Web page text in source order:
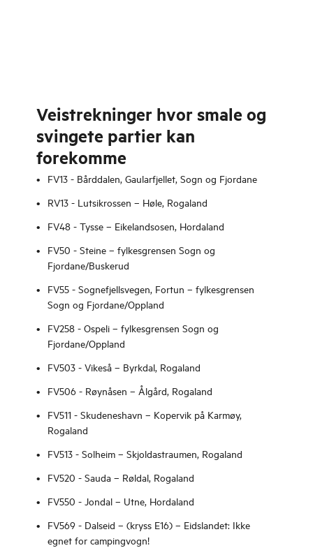
Veistrekninger hvor smale og
svingete partier kan
forekomme
FV13 - Bårddalen, Gaularfjellet, Sogn og Fjordane
RV13 - Lutsikrossen – Høle, Rogaland
FV48 - Tysse – Eikelandsosen, Hordaland
FV50 - Steine – fylkesgrensen Sogn og
Fjordane/Buskerud
FV55 - Sognefjellsvegen, Fortun – fylkesgrensen
Sogn og Fjordane/Oppland
FV258 - Ospeli – fylkesgrensen Sogn og
Fjordane/Oppland
FV503 - Vikeså – Byrkdal, Rogaland
FV506 - Røynåsen – Ålgård, Rogaland
FV511 - Skudeneshavn – Kopervik på Karmøy,
Rogaland
FV513 - Solheim – Skjoldastraumen, Rogaland
FV520 - Sauda – Røldal, Rogaland
FV550 - Jondal – Utne, Hordaland
FV569 - Dalseid – (kryss E16) – Eidslandet: Ikke
egnet for campingvogn!